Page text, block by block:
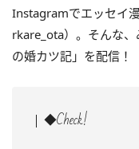
Instagramでエッセイ
rkare_ota）。そんな
の婚カツ記」を配信！
◆Check!